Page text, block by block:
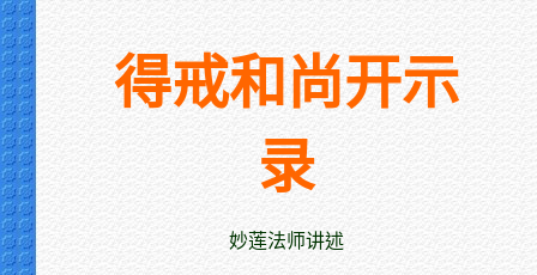
得戒和尚开示
录
妙莲法师讲述